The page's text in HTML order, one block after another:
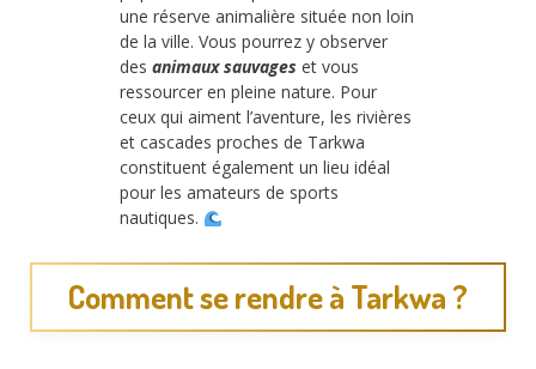
une réserve animalière située non loin
de la ville. Vous pourrez y observer
des animaux sauvages et vous
ressourcer en pleine nature. Pour
ceux qui aiment l’aventure, les rivières
et cascades proches de Tarkwa
constituent également un lieu idéal
pour les amateurs de sports
nautiques.
Comment se rendre à Tarkwa ?